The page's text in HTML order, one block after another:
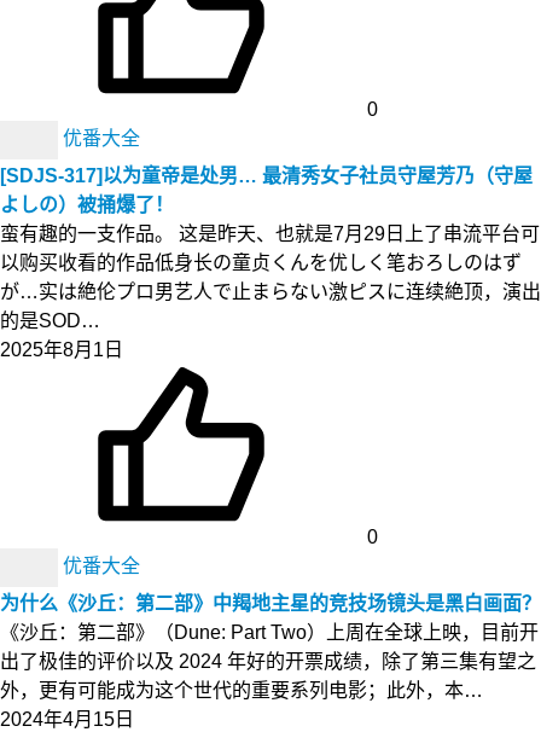
0
优番大全
[SDJS-317]以为童帝是处男… 最清秀女子社员守屋芳乃（守屋
よしの）被捅爆了！
蛮有趣的一支作品。 这是昨天、也就是7月29日上了串流平台可
以购买收看的作品低身长の童贞くんを优しく笔おろしのはず
が…实は絶伦プロ男艺人で止まらない激ピスに连续絶顶，演出
的是SOD…
2025年8月1日
0
优番大全
为什么《沙丘：第二部》中羯地主星的竞技场镜头是黑白画面？
《沙丘：第二部》（Dune: Part Two）上周在全球上映，目前开
出了极佳的评价以及 2024 年好的开票成绩，除了第三集有望之
外，更有可能成为这个世代的重要系列电影；此外，本…
2024年4月15日